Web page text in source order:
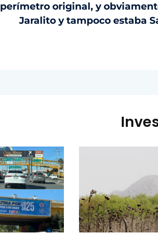
perímetro original, y
Jaralito y tampoco estaba